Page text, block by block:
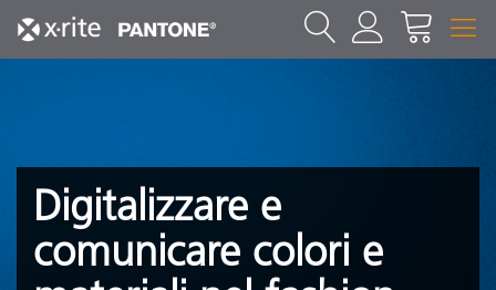
Digitalizzare e
comunicare colori e